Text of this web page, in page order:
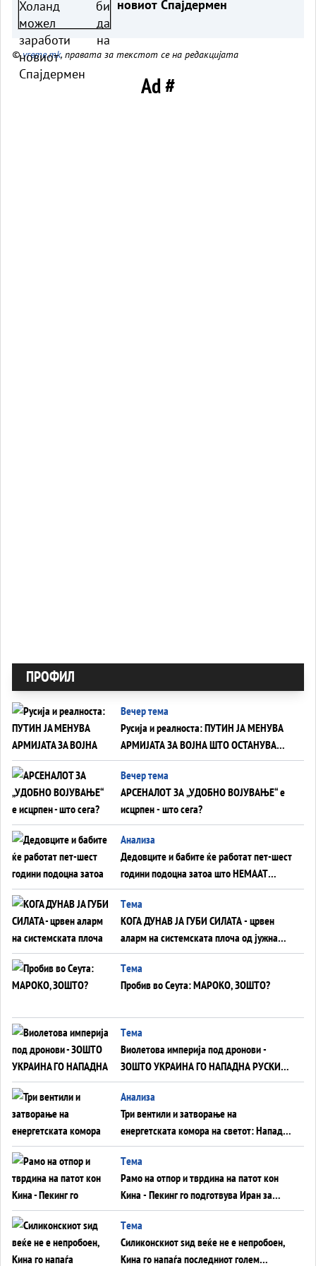
новиот Спајдермен
©vreme.mk, правата за текстот се на редакцијата
Ad #
ПРОФИЛ
Вечер тема
Русија и реалноста: ПУТИН ЈА МЕНУВА
АРМИЈАТА ЗА ВОЈНА ШТО ОСТАНУВА
БЕЗ ФРОНТ
Вечер тема
АРСЕНАЛОТ ЗА „УДОБНО ВОЈУВАЊЕ“ е
исцрпен - што сега?
Анализа
Дедовците и бабите ќе работат пет-шест
години подоцна затоа што НЕМААТ
ВНУЦИ ДА ГИ ЗАМЕНАТ
Tема
КОГА ДУНАВ ЈА ГУБИ СИЛАТА - црвен
аларм на системската плоча од јужна
Германија до Црното Море...
Tема
Пробив во Сеута: МАРОКО, ЗОШТО?
Tема
Виолетова империја под дронови -
ЗОШТО УКРАИНА ГО НАПАДНА РУСКИОТ
WILDBERRIES
Aнализа
Три вентили и затворање на
енергетската комора на светот: Нападот
во Суец најавува глобален енергетски
инфаркт?
Tема
Рамо на отпор и тврдина на патот кон
Кина - Пекинг го подготвува Иран за
американска копнена инвазија
Tема
Силиконскиот ѕид веќе не е непробоен,
Кина го напаѓа последниот голем